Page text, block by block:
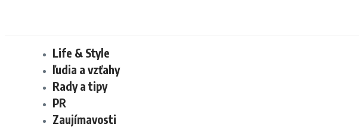
Life & Style
ľudia a vzťahy
Rady a tipy
PR
Zaujímavosti